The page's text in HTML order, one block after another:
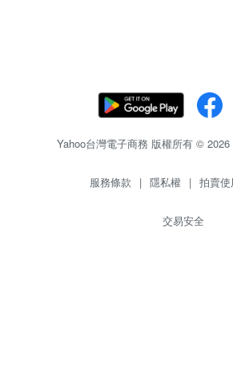
Yahoo台灣電子商務 版權所有 ©
服務條款 | 隱私權 | 拍賣
交易安全